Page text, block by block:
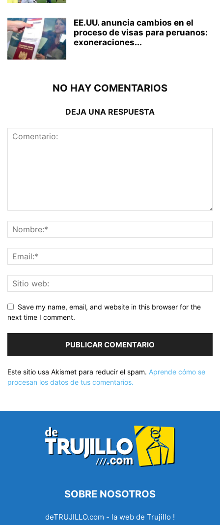
EE.UU. anuncia cambios en el
proceso de visas para peruanos:
exoneraciones...
NO HAY COMENTARIOS
DEJA UNA RESPUESTA
Save my name, email, and website in this browser for the
next time I comment.
Este sitio usa Akismet para reducir el spam. Aprende cómo se
procesan los datos de tus comentarios.
SOBRE NOSOTROS
deTRUJILLO.com - la web de Trujillo !